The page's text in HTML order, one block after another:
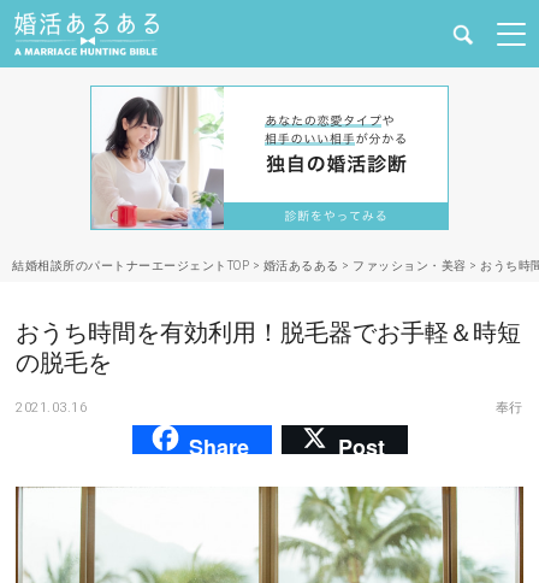
婚活と結婚
恋愛の悩み
合コン・街コン
マッチングアプリ
あるある
結婚相談所のパートナーエージェントTOP > 婚活あるある > ファッション・美容 > おうち時
おうち時間を有効利用！脱毛器でお手軽＆時短
の脱毛を
2021.03.16 奉行
Share Post